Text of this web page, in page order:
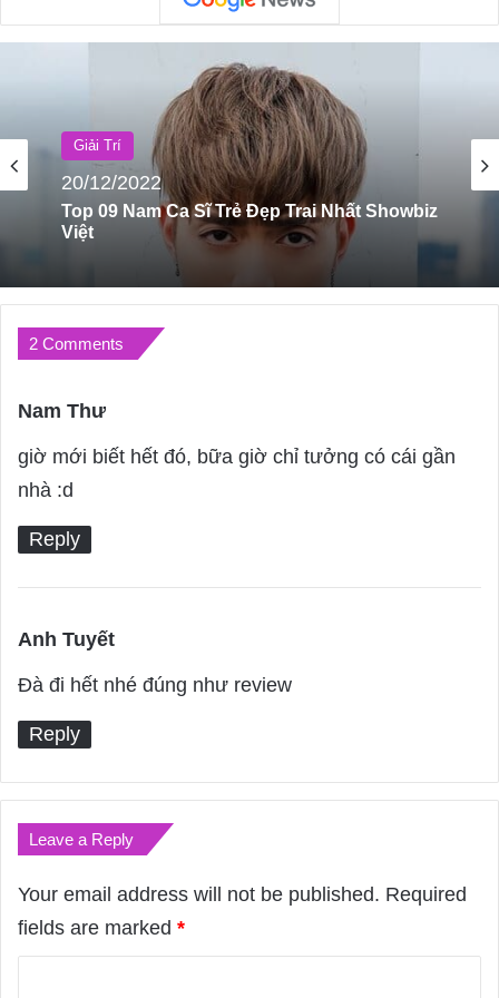
Giải Trí
30/08/2023
Top 05 Resort Sang Chảnh Đẳng Cấp Nhất
Đà Nẵng
2 Comments
Nam Thư
a
giờ mới biết hết đó, bữa giờ chỉ tưởng có cái gần
nhà :d
Reply
Anh Tuyết
a
:
Đà đi hết nhé đúng như review
Reply
Leave a Reply
Your email address will not be published. Required
fields are marked *